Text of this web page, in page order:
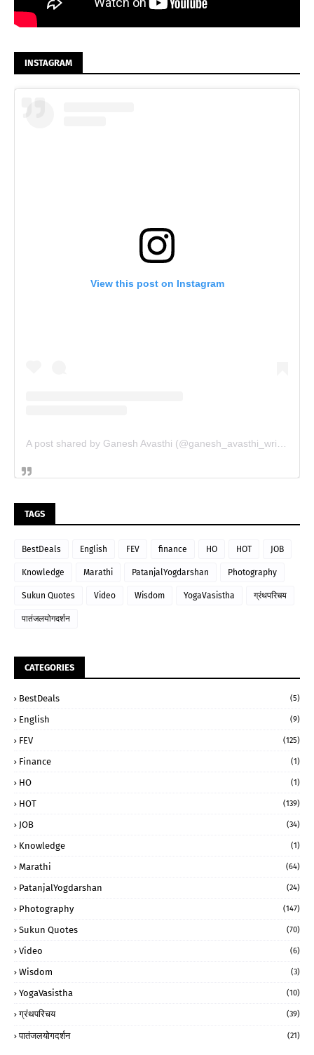
INSTAGRAM
View this post on Instagram
A post shared by Ganesh Avasthi (@ganesh_avasthi_writings)
TAGS
BestDeals English FEV finance HO HOT JOB
Knowledge Marathi PatanjalYogdarshan Photography
Sukun Quotes Video Wisdom YogaVasistha ग्रंथपरिचय
पातंजलयोगदर्शन
CATEGORIES
BestDeals (5)
English (9)
FEV (125)
Finance (1)
HO (1)
HOT (139)
JOB (34)
Knowledge (1)
Marathi (64)
PatanjalYogdarshan (24)
Photography (147)
Sukun Quotes (70)
Video (6)
Wisdom (3)
YogaVasistha (10)
ग्रंथपरिचय (39)
पातंजलयोगदर्शन (21)